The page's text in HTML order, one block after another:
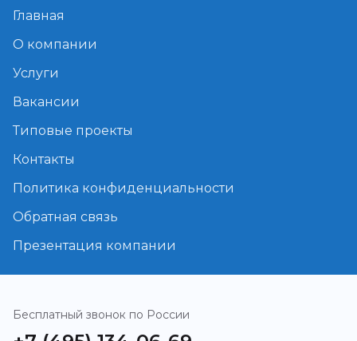
Главная
О компании
Услуги
Вакансии
Типовые проекты
Контакты
Политика конфиденциальности
Обратная связь
Презентация компании
Бесплатный звонок по России